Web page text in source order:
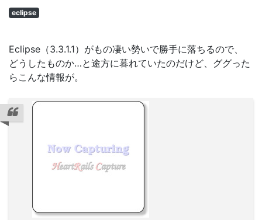
eclipse
Eclipse（3.3.1.1）がもの凄い勢いで勝手に落ちるので、
どうしたものか…と途方に暮れていたのだけど、ググった
らこんな情報が。